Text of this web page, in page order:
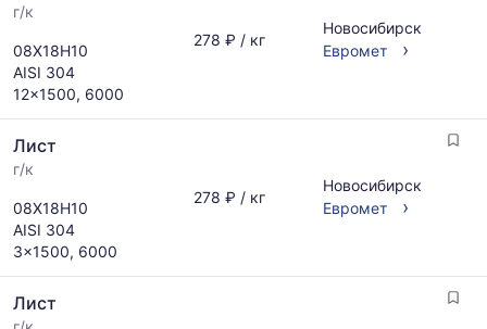
г/к
08Х18Н10
AISI 304
12x1500, 6000
278 ₽ / кг
Новосибирск
Евромет
›
Лист
г/к
08Х18Н10
AISI 304
3x1500, 6000
278 ₽ / кг
Новосибирск
Евромет
›
Лист